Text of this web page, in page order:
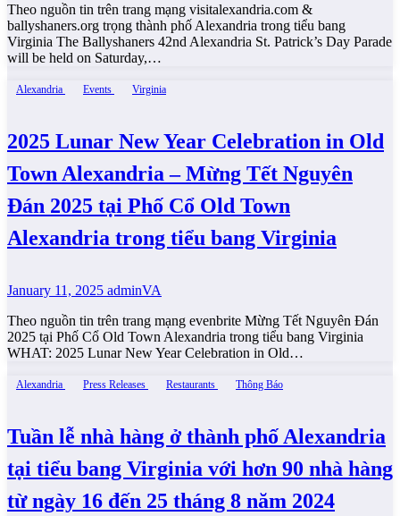
Theo nguồn tin trên trang mạng visitalexandria.com &
ballyshaners.org trọng thành phố Alexandria trong tiểu bang
Virginia The Ballyshaners 42nd Alexandria St. Patrick’s Day Parade
will be held on Saturday,…
Alexandria Events Virginia
2025 Lunar New Year Celebration in Old
Town Alexandria – Mừng Tết Nguyên
Đán 2025 tại Phố Cổ Old Town
Alexandria trong tiểu bang Virginia
January 11, 2025 adminVA
Theo nguồn tin trên trang mạng evenbrite Mừng Tết Nguyên Đán
2025 tại Phố Cổ Old Town Alexandria trong tiểu bang Virginia
WHAT: 2025 Lunar New Year Celebration in Old…
Alexandria Press Releases Restaurants Thông Báo
Tuần lễ nhà hàng ở thành phố Alexandria
tại tiểu bang Virginia với hơn 90 nhà hàng
từ ngày 16 đến 25 tháng 8 năm 2024